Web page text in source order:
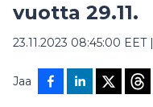
vuotta 29.11.
23.11.2023 08:45:00 EET|
Jaa